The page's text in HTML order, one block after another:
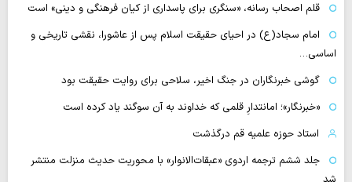
قلم اصحاب رسانه، «سنگری برای پاسداری از کیان فرهنگی و دینی» است
امام سجاد(ع) در احیای حقیقت اسلام پس از عاشورا، نقشی تاریخی و
اساسی…
گوشی خبرنگاران در جنگ اخیر، سلاحی برای روایت حقیقت بود
«خبرنگار»؛ امانتدارِ قلمی که خداوند به آن سوگند یاد کرده است
استاد حوزه علمیه قم درگذشت
جلد ششم ترجمه اردوی «عبقات‌الانوار» با محوریت حدیث منزلت منتشر